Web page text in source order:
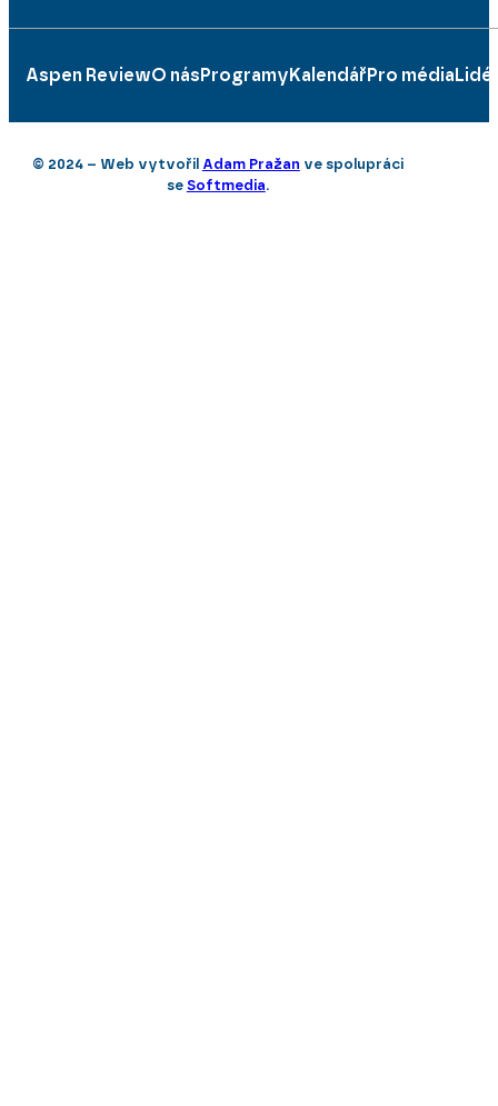
Aspen ReviewO nás Programy Kalendář Pro média Lidé
© 2024 – Web vytvořil Adam Pražan ve spolupráci
se Softmedia.